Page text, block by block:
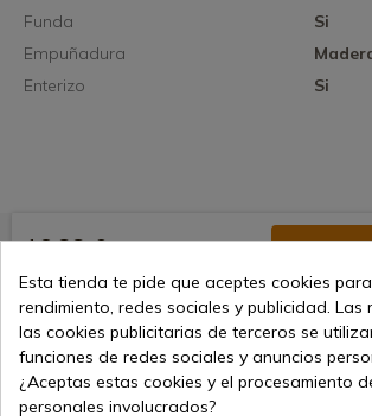
Funda
Si
Empuñadura
Enterizo
Si
16,88 €
Vendiendo online
Métodos de pago
Esta tienda te pide que aceptes cookies
rendimiento, redes sociales y publicidad. Las
las cookies publicitarias de terceros se
funciones de redes sociales y anuncios
¿Aceptas estas cookies y el procesamiento
personales involucrados?